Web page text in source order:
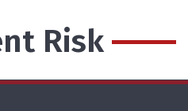
Risk